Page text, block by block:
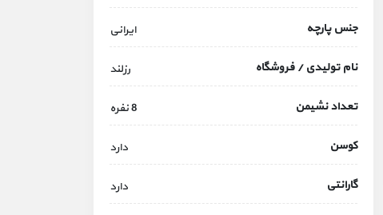
جنس پارچه ایرانی
نام تولیدی / فروشگاه رزلند
تعداد نشیمن 8 نفره
کوسن دارد
گارانتی دارد